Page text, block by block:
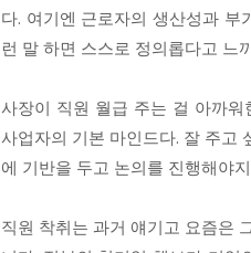
다. 여기엔 근로자의 생산성과 부
런 말 하면 스스로 정의롭다고 느
사장이 직원 월급 주는 걸 아까
사업자의 기본 마인드다. 잘 주고
에 기반을 두고 논의를 진행해야
직원 착취는 과거 얘기고 요즘은